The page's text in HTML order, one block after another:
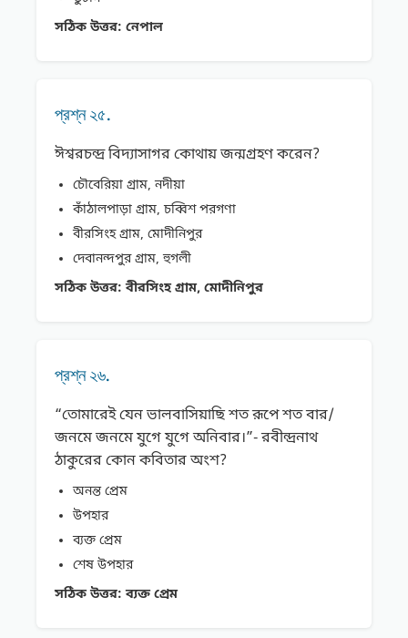
সঠিক উত্তর: নেপাল
প্রশ্ন ২৫.
ঈশ্বরচন্দ্র বিদ্যাসাগর কোথায় জন্মগ্রহণ করেন?
চৌবেরিয়া গ্রাম, নদীয়া
কাঁঠালপাড়া গ্রাম, চব্বিশ পরগণা
বীরসিংহ গ্রাম, মোদীনিপুর
দেবানন্দপুর গ্রাম, হুগলী
সঠিক উত্তর: বীরসিংহ গ্রাম, মোদীনিপুর
প্রশ্ন ২৬.
“তোমারেই যেন ভালবাসিয়াছি শত রূপে শত বার/
জনমে জনমে যুগে যুগে অনিবার।”- রবীন্দ্রনাথ
ঠাকুরের কোন কবিতার অংশ?
অনন্ত প্রেম
উপহার
ব্যক্ত প্রেম
শেষ উপহার
সঠিক উত্তর: ব্যক্ত প্রেম